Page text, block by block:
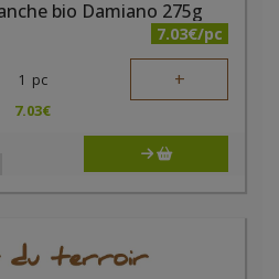
bio Damiano 275g
7.03€/pc
1 pc +
7.03€